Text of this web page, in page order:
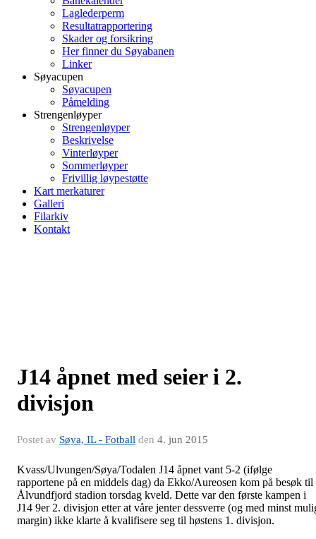
Laglederperm
Resultatrapportering
Skader og forsikring
Her finner du Søyabanen
Linker
Søyacupen
Søyacupen
Påmelding
Strengenløyper
Strengenløyper
Beskrivelse
Vinterløyper
Sommerløyper
Frivillig løypestøtte
Kart merkaturer
Galleri
Filarkiv
Kontakt
J14 åpnet med seier i 2.
divisjon
Postet av Søya, IL - Fotball den 4. jun 2015
Kvass/Ulvungen/Søya/Todalen J14 åpnet vant 5-2 (ifølge
rapportene på en middels dag) da Ekko/Aureosen kom på besøk til
Ålvundfjord stadion torsdag kveld. Dette var den første kampen i
J14 9er 2. divisjon etter at våre jenter dessverre (og med minst
margin) ikke klarte å kvalifisere seg til høstens 1. divisjon.